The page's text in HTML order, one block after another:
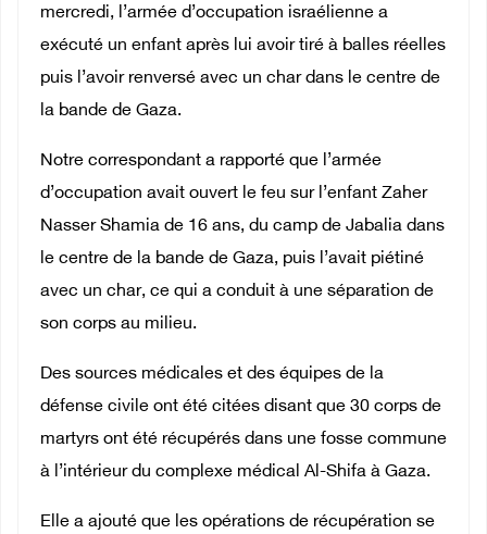
English
mercredi, l’armée d’occupation israélienne a
exécuté un enfant après lui avoir tiré à balles réelles
puis l’avoir renversé avec un char dans le centre de
la bande de Gaza.
Notre correspondant a rapporté que l’armée
d’occupation avait ouvert le feu sur l’enfant Zaher
Nasser Shamia de 16 ans, du camp de Jabalia dans
le centre de la bande de Gaza, puis l’avait piétiné
avec un char, ce qui a conduit à une séparation de
son corps au milieu.
Des sources médicales et des équipes de la
défense civile ont été citées disant que 30 corps de
martyrs ont été récupérés dans une fosse commune
à l’intérieur du complexe médical Al-Shifa à Gaza.
Elle a ajouté que les opérations de récupération se